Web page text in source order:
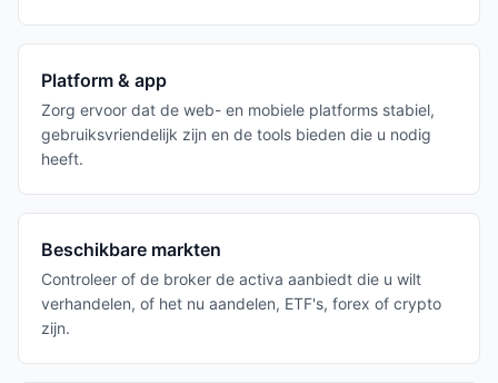
Platform & app
Zorg ervoor dat de web- en mobiele platforms stabiel,
gebruiksvriendelijk zijn en de tools bieden die u nodig
heeft.
Beschikbare markten
Controleer of de broker de activa aanbiedt die u wilt
verhandelen, of het nu aandelen, ETF's, forex of crypto
zijn.